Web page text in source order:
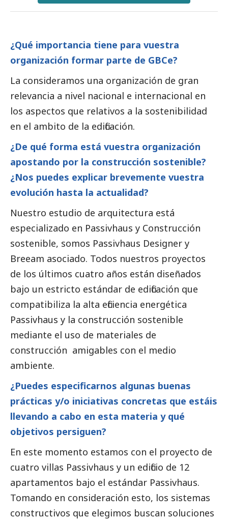
¿Qué importancia tiene para vuestra
organización formar parte de GBCe?
La consideramos una organización de gran
relevancia a nivel nacional e internacional en
los aspectos que relativos a la sostenibilidad
en el ambito de la edificación.
¿De qué forma está vuestra organización
apostando por la construcción sostenible?
¿Nos puedes explicar brevemente vuestra
evolución hasta la actualidad?
Nuestro estudio de arquitectura está
especializado en Passivhaus y Construcción
sostenible, somos Passivhaus Designer y
Breeam asociado. Todos nuestros proyectos
de los últimos cuatro años están diseñados
bajo un estricto estándar de edificación que
compatibiliza la alta eficiencia energética
Passivhaus y la construcción sostenible
mediante el uso de materiales de
construcción amigables con el medio
ambiente.
¿Puedes especificarnos algunas buenas
prácticas y/o iniciativas concretas que estáis
llevando a cabo en esta materia y qué
objetivos persiguen?
En este momento estamos con el proyecto de
cuatro villas Passivhaus y un edificio de 12
apartamentos bajo el estándar Passivhaus.
Tomando en consideración esto, los sistemas
constructivos que elegimos buscan soluciones